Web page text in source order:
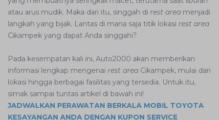
atau arus mudik. Maka dari itu, singgah di rest area menjadi
langkah yang bijak. Lantas di mana saja titik lokasi rest area
Cikampek yang dapat Anda singgahi?
Pada kesempatan kali ini, Auto2000 akan memberikan
informasi lengkap mengenai rest area Cikampek, mulai dari
lokasi hingga berbagai fasilitas yang tersedia. Untuk itu,
simak sampai tuntas artikel di bawah ini!
JADWALKAN PERAWATAN BERKALA MOBIL TOYOTA
KESAYANGAN ANDA DENGAN KUPON SERVICE